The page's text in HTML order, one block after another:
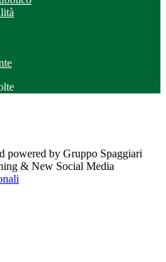
powered by Gruppo Spaggiari
& New Social Media